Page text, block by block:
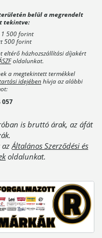
belül a megrendelt
tekintve:
500 forint
500 forint
eltérő házhozszállítási díjakért
oldalunkat.
a megtekintett termékkel
idejébenhívja az alábbi
057
is bruttó árak, az áfát
az Általános Szerződési és
oldalunkat.